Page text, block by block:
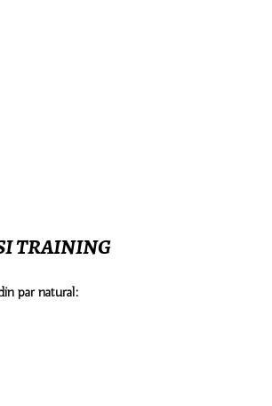
TRAINING
par natural: